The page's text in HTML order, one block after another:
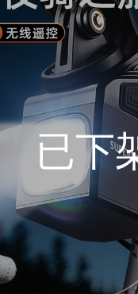
手电
手电
器
产品
灯具
灯
电
投光灯
太阳能(
已下